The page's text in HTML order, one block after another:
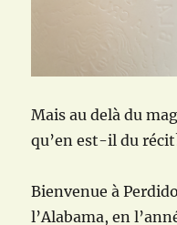
Mais au delà du
qu’en est-il du
Bienvenue à
l’Alabama, en